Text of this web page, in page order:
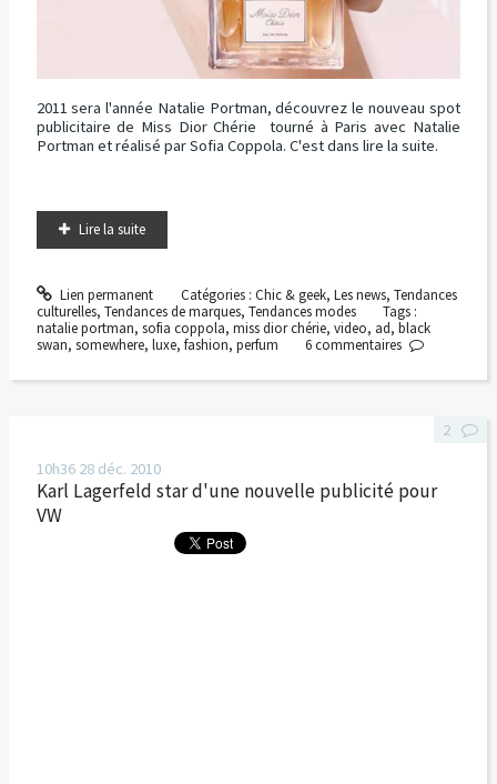
2011 sera l'année Natalie Portman, découvrez le nouveau spot
publicitaire de Miss Dior Chérie tourné à Paris avec Natalie
Portman et réalisé par Sofia Coppola. C'est dans lire la suite.
Lire la suite
Lien permanent Catégories : Chic & geek, Les news, Tendances
culturelles, Tendances de marques, Tendances modes
Tags :
natalie portman, sofia coppola, miss dior chérie, video, ad, black
swan, somewhere, luxe, fashion, perfum 6commentaires
10h36 28 déc. 2010
Karl Lagerfeld star d'une nouvelle publicité pour
VW
2